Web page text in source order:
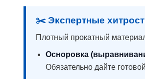
✂️ Экспертные
Плотный прокатный
Осноровка
Обязательно дайте